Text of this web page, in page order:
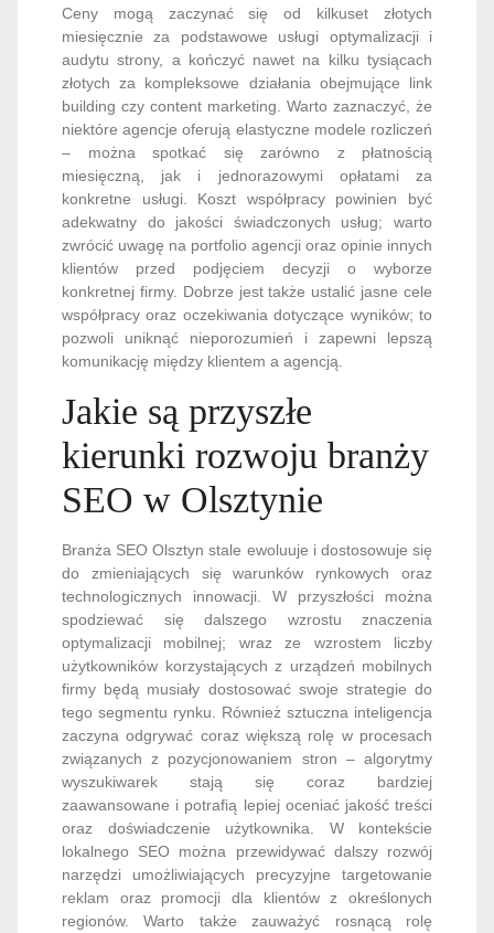
Ceny mogą zaczynać się od kilkuset złotych
miesięcznie za podstawowe usługi optymalizacji i
audytu strony, a kończyć nawet na kilku tysiącach
złotych za kompleksowe działania obejmujące link
building czy content marketing. Warto zaznaczyć, że
niektóre agencje oferują elastyczne modele rozliczeń
– można spotkać się zarówno z płatnością
miesięczną, jak i jednorazowymi opłatami za
konkretne usługi. Koszt współpracy powinien być
adekwatny do jakości świadczonych usług; warto
zwrócić uwagę na portfolio agencji oraz opinie innych
klientów przed podjęciem decyzji o wyborze
konkretnej firmy. Dobrze jest także ustalić jasne cele
współpracy oraz oczekiwania dotyczące wyników; to
pozwoli uniknąć nieporozumień i zapewni lepszą
komunikację między klientem a agencją.
Jakie są przyszłe
kierunki rozwoju branży
SEO w Olsztynie
Branża SEO Olsztyn stale ewoluuje i dostosowuje się
do zmieniających się warunków rynkowych oraz
technologicznych innowacji. W przyszłości można
spodziewać się dalszego wzrostu znaczenia
optymalizacji mobilnej; wraz ze wzrostem liczby
użytkowników korzystających z urządzeń mobilnych
firmy będą musiały dostosować swoje strategie do
tego segmentu rynku. Również sztuczna inteligencja
zaczyna odgrywać coraz większą rolę w procesach
związanych z pozycjonowaniem stron – algorytmy
wyszukiwarek stają się coraz bardziej
zaawansowane i potrafią lepiej oceniać jakość treści
oraz doświadczenie użytkownika. W kontekście
lokalnego SEO można przewidywać dalszy rozwój
narzędzi umożliwiających precyzyjne targetowanie
reklam oraz promocji dla klientów z określonych
regionów. Warto także zauważyć rosnącą rolę